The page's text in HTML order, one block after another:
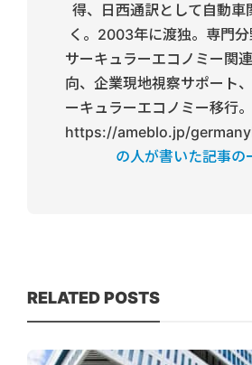
得、日西通訳として自動車
く。2003年に渡独。専門
サーキュラーエコノミー関
向、企業現地視察サポート
ーキュラーエコノミー移行
https://ameblo.jp/
の人が書いた記事の
RELATED POSTS